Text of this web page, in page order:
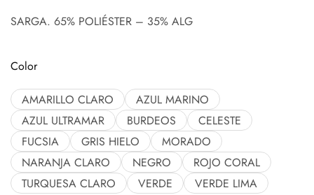
SARGA. 65% POLIÉSTER – 35% ALG
Color
AMARILLO CLARO
AZUL MARINO
AZUL ULTRAMAR
BURDEOS
CELESTE
FUCSIA
GRIS HIELO
MORADO
NARANJA CLARO
NEGRO
ROJO CORAL
TURQUESA CLARO
VERDE VERDE LIMA